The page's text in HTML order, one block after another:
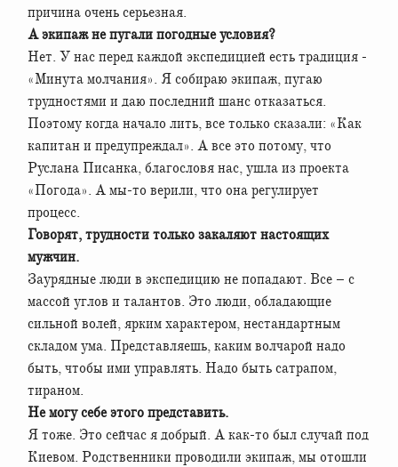
причина очень серьезная.
А экипаж не пугали погодные условия?
Нет. У нас перед каждой экспедицией есть традиция -
«Минута молчания». Я собираю экипаж, пугаю
трудностями и даю последний шанс отказаться.
Поэтому когда начало лить, все только сказали: «Как
капитан и предупреждал». А все это потому, что
Руслана Писанка, благословя нас, ушла из проекта
«Погода». А мы-то верили, что она регулирует
процесс.
Говорят, трудности только закаляют настоящих
мужчин.
Заурядные люди в экспедицию не попадают. Все – с
массой углов и талантов. Это люди, обладающие
сильной волей, ярким характером, нестандартным
складом ума. Представляешь, каким волчарой надо
быть, чтобы ими управлять. Надо быть сатрапом,
тираном.
Не могу себе этого представить.
Я тоже. Это сейчас я добрый. А как-то был случай под
Киевом. Родственники проводили экипаж, мы отошли